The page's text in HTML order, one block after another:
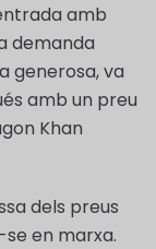
amb
demanda
generosa, va
amb un preu
Khan
dels preus
en marxa.